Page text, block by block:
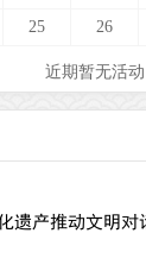
25 26
近期暂无活动
遗产推动文明对